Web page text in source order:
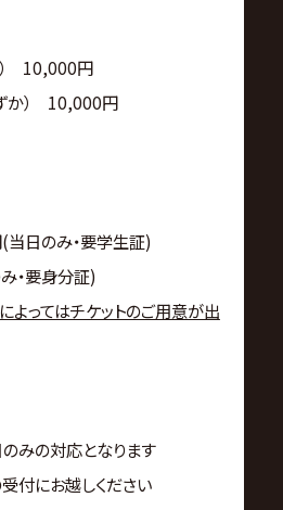
10,000円
か） 10,000円
日のみ・要学生証)
要身分証)
ってはチケットのご用意が出
みの対応となります
付にお越しください